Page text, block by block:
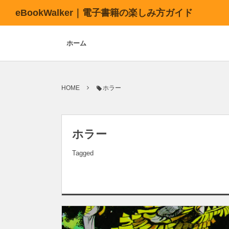
eBookWalker｜電子書籍の楽しみ方ガイド
ホーム
HOME ホラー
ホラー
Tagged